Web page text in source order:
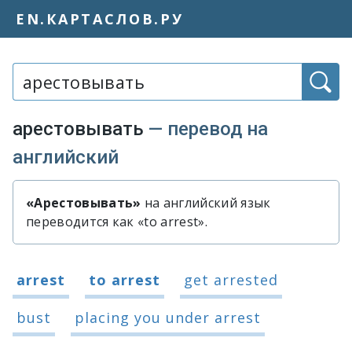
EN.КАРТАСЛОВ.РУ
арестовывать — перевод на
английский
Быстрый перевод слова
«Арестовывать» на английский язык
переводится как «to arrest».
Варианты перевода слова
arrest to arrest
get arrested
bust
placing you under arrest